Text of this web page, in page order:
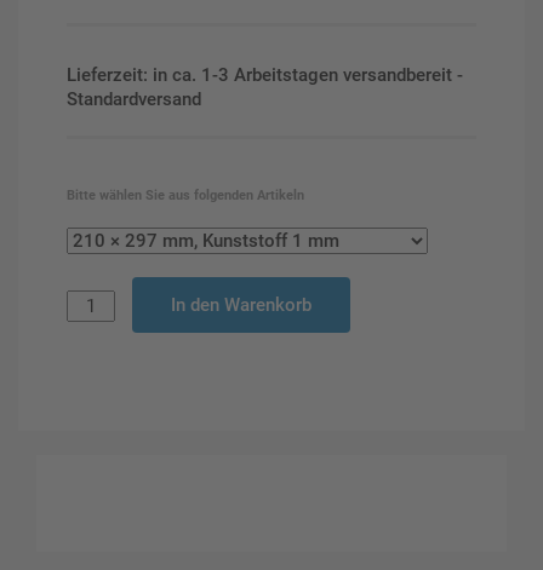
Lieferzeit: in ca. 1-3 Arbeitstagen versandbereit -
Standardversand
Bitte wählen Sie aus folgenden Artikeln
In den Warenkorb